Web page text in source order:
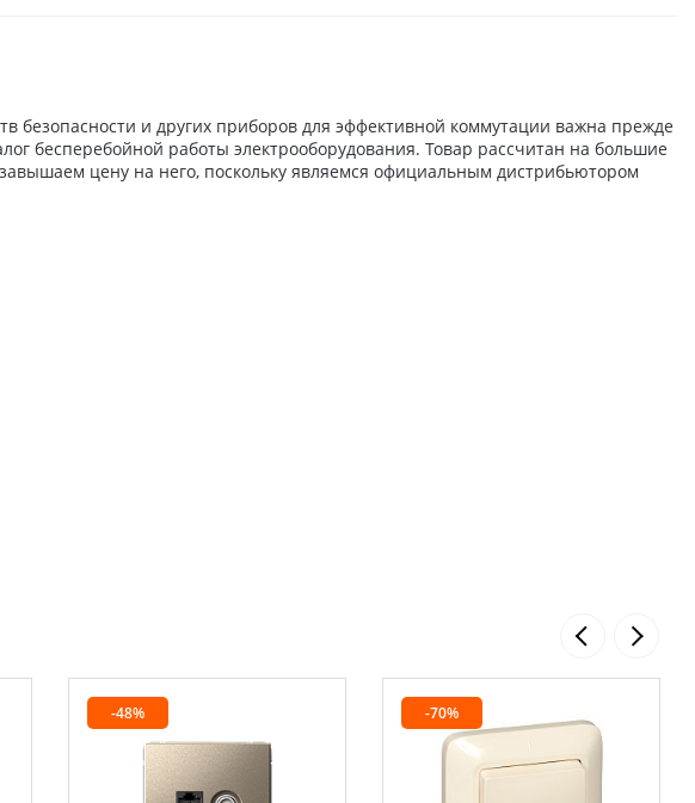
безопасности и других приборов для эффективной коммутации важна прежде
бесперебойной работы электрооборудования. Товар рассчитан на большие
цену на него, поскольку являемся официальным дистрибьютором
-48% -70%